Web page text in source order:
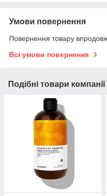
Умови повернення
Повернення товару
Всі умови повернення
Подібні товари компанії